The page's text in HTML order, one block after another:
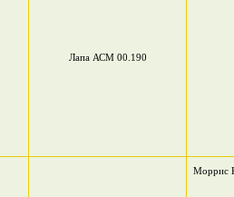
Лапа АСМ 00.190
Моррис